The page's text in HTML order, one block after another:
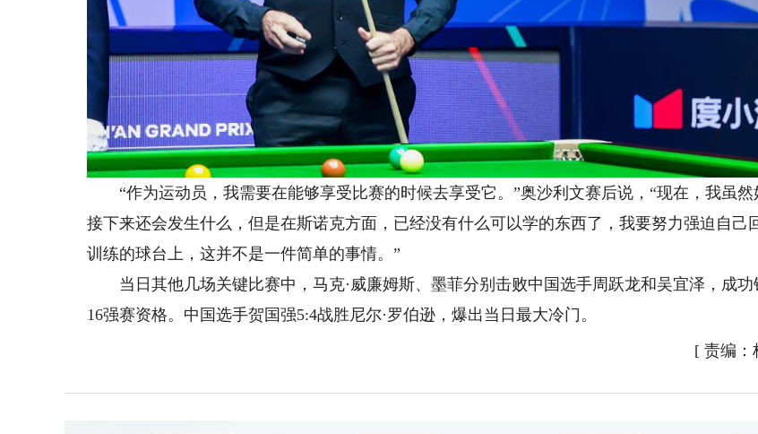
“作为运动员，我需要在能够享受比赛的时候去享受它。”奥沙利文赛后说，“现在，我虽然
接下来还会发生什么，但是在斯诺克方面，已经没有什么可以学的东西了，我要努力强迫自己
训练的球台上，这并不是一件简单的事情。”
当日其他几场关键比赛中，马克·威廉姆斯、墨菲分别击败中国选手周跃龙和吴宜泽，成功
16强赛资格。中国选手贺国强5:4战胜尼尔·罗伯逊，爆出当日最大冷门。
[ 责编：